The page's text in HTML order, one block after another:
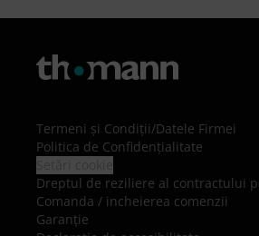
Termeni şi Condiţii/Datele Firmei
Politica de Confidenţialitate
Dreptul de reziliere al contractului
Comanda / incheierea comenzii
Garanție